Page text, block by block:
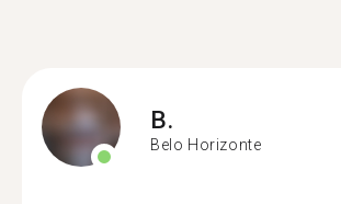
B.
Belo Horizonte